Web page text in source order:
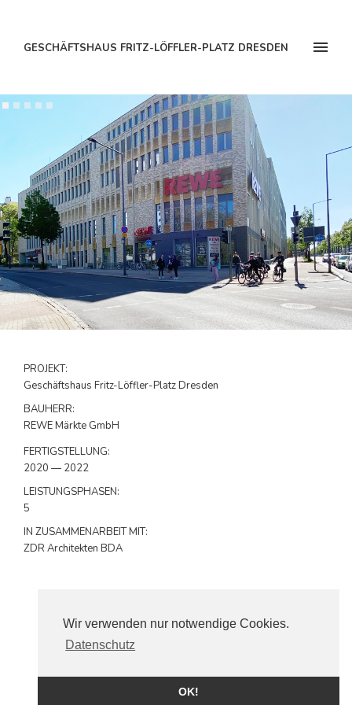
Wir verwenden nur notwendige Cookies.
Datenschutz
OK!
GESCHÄFTSHAUS FRITZ-LÖFFLER-PLATZ DRESDEN
PROJEKT:
Geschäftshaus Fritz-Löffler-Platz Dresden
BAUHERR:
REWE Märkte GmbH
FERTIGSTELLUNG:
2020 — 2022
LEISTUNGSPHASEN:
5
IN ZUSAMMENARBEIT MIT:
ZDR Architekten BDA